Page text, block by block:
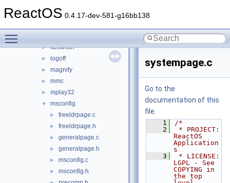
ReactOS 0.4.17-dev-581-g16bb138
► games
► kbswitch
► logoff
► magnify
► mmc
► mplay32
▼ msconfig
► freeldrpage.c
► freeldrpage.h
► generalpage.c
► generalpage.h
► msconfig.c
► msconfig.h
systempage.c
Go to the
documentation of this
file.
    1
/*
    2
* PROJECT:
ReactOS
Application
s
    3
* LICENSE:
LGPL - See
COPYING in
the top